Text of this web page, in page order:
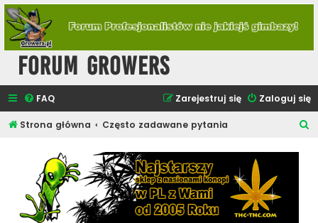
Forum Growers
FAQ Zaloguj się
Zarejestruj się
Strona główna Często zadawane pytania